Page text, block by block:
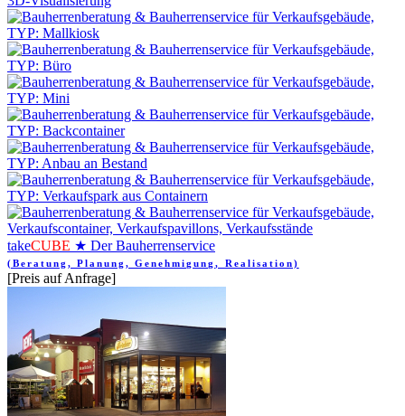
takeCUBE ★ Der Bauherrenservice
(Beratung, Planung, Genehmigung, Realisation)
[Preis auf Anfrage]